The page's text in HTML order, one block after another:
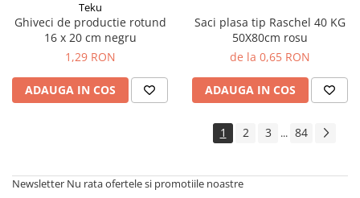
Lubrifianti
Masini de tuns iarba
Roabe
Antiparazitare
Teku
Ghiveci de productie rotund
16 x 20 cm negru
1,29 RON
ADAUGA IN COS
Saci plasa tip Raschel 40 KG
50X80cm rosu
de la 0,65 RON
ADAUGA IN COS
1 2 3 ... 84
Newsletter Nu rata ofertele si promotiile noastre